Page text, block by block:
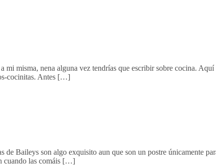
misma, nena alguna vez tendrías que escribir sobre cocina.
cocinitas. Antes […]
de Baileys son algo exquisito aun que son un postre únicamente
cuando las comáis […]